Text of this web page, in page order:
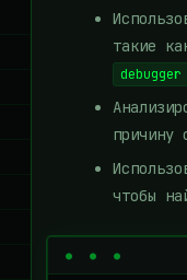
такие
debugger
причину
чтобы